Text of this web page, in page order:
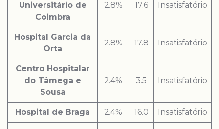
Universitário de
Coimbra
2.8% 17.6 Insatisfatório
Hospital Garcia da
Orta
2.8% 17.8 Insatisfatório
Centro Hospitalar
do Tâmega e
Sousa
2.4% 3.5 Insatisfatório
Hospital de Braga 2.4% 16.0 Insatisfatório